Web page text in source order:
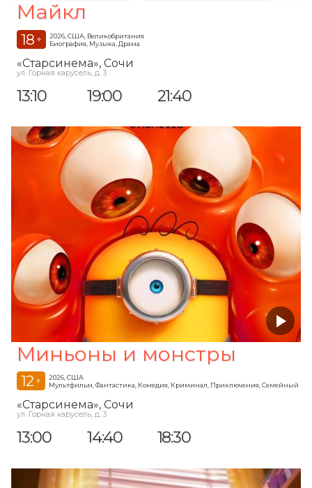
Майкл
18 +
2026, США, Великобритания
Биография, Музыка, Драма
«Старсинема», Сочи
ул. Горная карусель, д. 3
13:10 19:00 21:40
Миньоны и монстры
12 +
2026, США
Мультфильм, Фантастика, Комедия, Криминал, Приключения, Семейный
«Старсинема», Сочи
ул. Горная карусель, д. 3
13:00 14:40 18:30